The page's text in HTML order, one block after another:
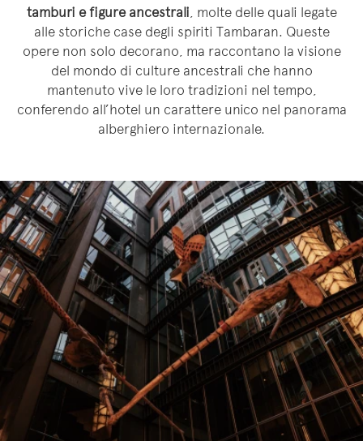
tamburi e figure ancestrali, molte delle quali legate
alle storiche case degli spiriti Tambaran. Queste
opere non solo decorano, ma raccontano la visione
del mondo di culture ancestrali che hanno
mantenuto vive le loro tradizioni nel tempo,
conferendo all’hotel un carattere unico nel panorama
alberghiero internazionale.